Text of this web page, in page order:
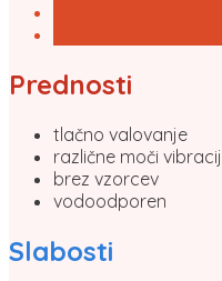
Prednosti
tlačno valovanje
različne moči vibracij
brez vzorcev
vodoodporen
Slabosti